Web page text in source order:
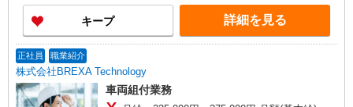
キープ 詳細を見る
正社員 職業紹介
株式会社BREXA Technology
車両組付業務